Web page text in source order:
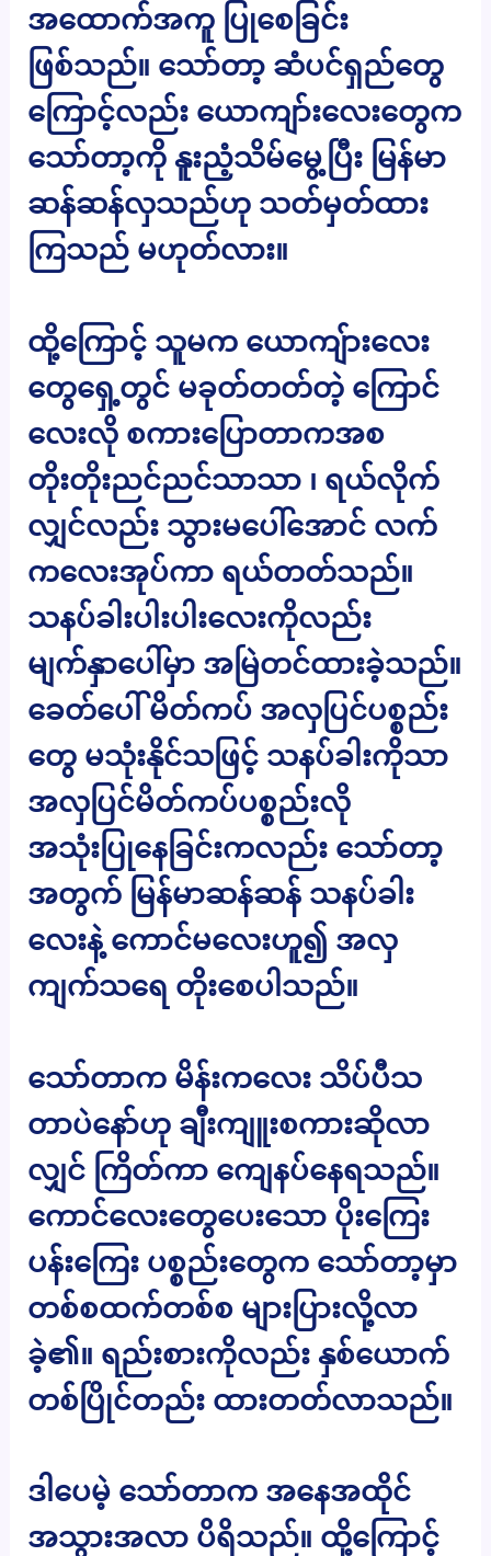
အထောက်အကူ ပြုစေခြင်း
ဖြစ်သည်။ သော်တာ့ ဆံပင်ရှည်တွေ
ကြောင့်လည်း ယောကျာ်းလေးတွေက
သော်တာ့ကို နူးညံ့သိမ်မွေ့ပြီး မြန်မာ
ဆန်ဆန်လှသည်ဟု သတ်မှတ်ထား
ကြသည် မဟုတ်လား။
ထို့ကြောင့် သူမက ယောကျ်ားလေး
တွေရှေ့တွင် မခုတ်တတ်တဲ့ ကြောင်
လေးလို စကားပြောတာကအစ
တိုးတိုးညင်ညင်သာသာ ၊ ရယ်လိုက်
လျှင်လည်း သွားမပေါ်အောင် လက်
ကလေးအုပ်ကာ ရယ်တတ်သည်။
သနပ်ခါးပါးပါးလေးကိုလည်း
မျက်နှာပေါ်မှာ အမြဲတင်ထားခဲ့သည်။
ခေတ်ပေါ် မိတ်ကပ် အလှပြင်ပစ္စည်း
တွေ မသုံးနိုင်သဖြင့် သနပ်ခါးကိုသာ
အလှပြင်မိတ်ကပ်ပစ္စည်းလို
အသုံးပြုနေခြင်းကလည်း သော်တာ့
အတွက် မြန်မာဆန်ဆန် သနပ်ခါး
လေးနဲ့ ကောင်မလေးဟူ၍ အလှ
ကျက်သရေ တိုးစေပါသည်။
သော်တာက မိန်းကလေး သိပ်ပီသ
တာပဲနော်ဟု ချီးကျူးစကားဆိုလာ
လျှင် ကြိတ်ကာ ကျေနပ်နေရသည်။
ကောင်လေးတွေပေးသော ပိုးကြေး
ပန်းကြေး ပစ္စည်းတွေက သော်တာ့မှာ
တစ်စထက်တစ်စ များပြားလို့လာ
ခဲ့၏။ ရည်းစားကိုလည်း နှစ်ယောက်
တစ်ပြိုင်တည်း ထားတတ်လာသည်။
ဒါပေမဲ့ သော်တာက အနေအထိုင်
အသွားအလာ ပိရိသည်။ ထို့ကြောင့်